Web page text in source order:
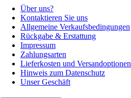
Über uns?
Kontaktieren Sie uns
Allgemeine Verkaufsbedingungen
Rückgabe & Erstattung
Impressum
Zahlungsarten
Lieferkosten und Versandoptionen
Hinweis zum Datenschutz
Unser Geschäft